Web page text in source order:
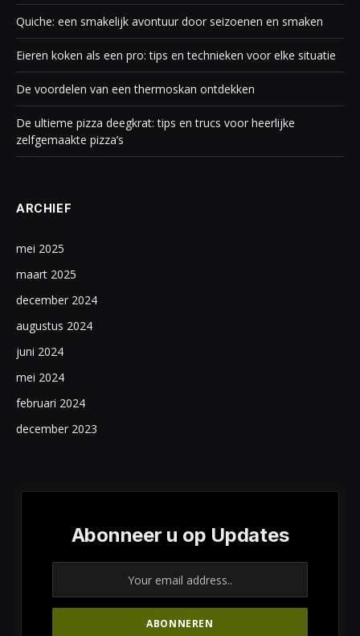
Quiche: een smakelijk avontuur door seizoenen en smaken
Eieren koken als een pro: tips en technieken voor elke situatie
De voordelen van een thermoskan ontdekken
De ultieme pizza deegkrat: tips en trucs voor heerlijke
zelfgemaakte pizza’s
ARCHIEF
mei 2025
maart 2025
december 2024
augustus 2024
juni 2024
mei 2024
februari 2024
december 2023
Abonneer u op Updates